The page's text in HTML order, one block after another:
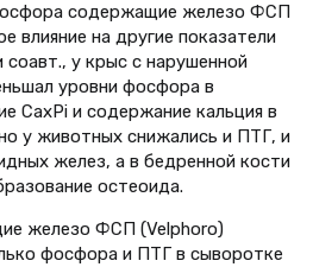
содержащие железо ФСП
влияние на другие показатели
у крыс с нарушенной
уровни фосфора в
CaxPi и содержание кальция в
у животных снижались и ПТГ, и
желез, а в бедренной кости
остеоида.
железо ФСП (Velphoro)
фосфора и ПТГ в сыворотке